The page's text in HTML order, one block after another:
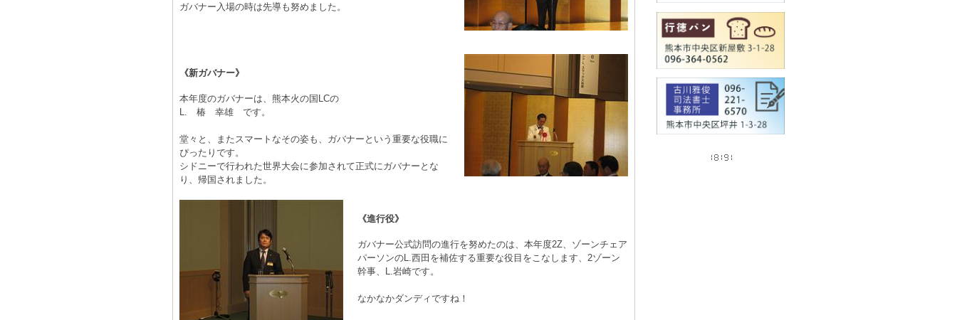
ガバナー入場の時は先導も努めました。
《新ガバナー》
本年度のガバナーは、熊本火の国LCの
L. 椿 幸雄 です。
堂々と、またスマートなその姿も、ガバナーという重要な役職に
ぴったりです。
シドニーで行われた世界大会に参加されて正式にガバナーとな
り、帰国されました。
《進行役》
ガバナー公式訪問の進行を努めたのは、本年度2Z、ゾーンチェア
パーソンのL.西田を補佐する重要な役目をこなします、2ゾーン
幹事、L.岩崎です。
なかなかダンディですね！